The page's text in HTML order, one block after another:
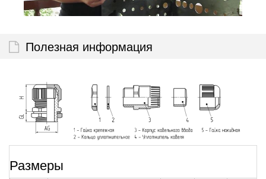
Полезная информация
Размеры